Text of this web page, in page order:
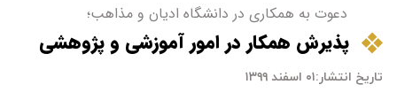
دعوت به همکاری در دانشگاه ادیان و مذاهب؛
پذیرش همکار در امور آموزشی و پژوهشی
تاریخ انتشار:۰۱ اسفند ۱۳۹۹